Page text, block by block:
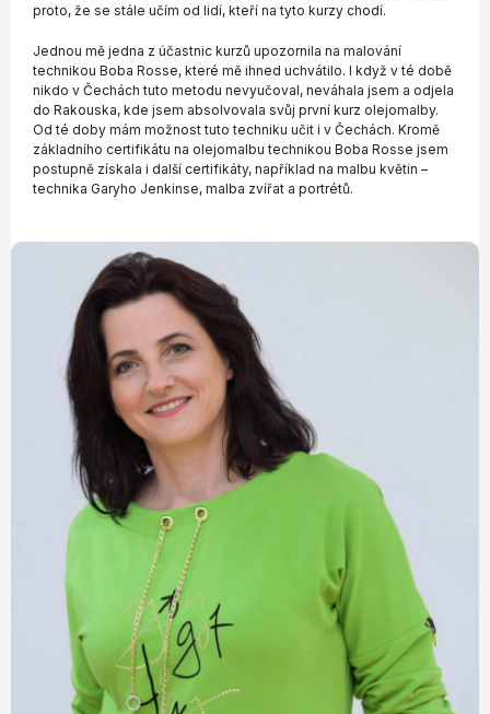
proto, že se stále učím od lidí, kteří na tyto kurzy chodí.
Jednou mě jedna z účastnic kurzů upozornila na malování
technikou Boba Rosse, které mě ihned uchvátilo. I když v té době
nikdo v Čechách tuto metodu nevyučoval, neváhala jsem a odjela
do Rakouska, kde jsem absolvovala svůj první kurz olejomalby.
Od té doby mám možnost tuto techniku učit i v Čechách. Kromě
základního certifikátu na olejomalbu technikou Boba Rosse jsem
postupně získala i další certifikáty, například na malbu květin –
technika Garyho Jenkinse, malba zvířat a portrétů.